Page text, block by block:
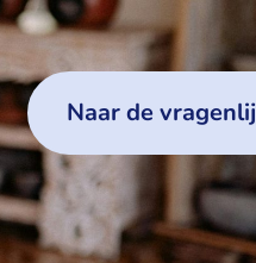
Naar de